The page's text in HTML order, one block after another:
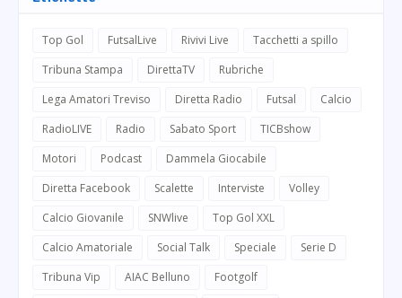
Top Gol FutsalLive Rivivi Live
Tacchetti a spillo
Tribuna Stampa
DirettaTV
Rubriche
Lega Amatori Treviso
Diretta Radio Futsal
Calcio
RadioLIVE
Radio Sabato Sport
TICBshow
Motori
Podcast
Dammela Giocabile
Diretta Facebook
Scalette Interviste
Volley
Calcio Giovanile
SNWlive
Top Gol XXL
Calcio Amatoriale
Social Talk Speciale
Serie D
Tribuna Vip
AIAC Belluno
Footgolf